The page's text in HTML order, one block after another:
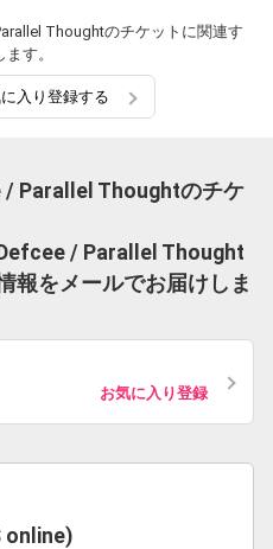
Thoughtのチケットに関連す
す。
入り登録する
Parallel Thoughtのチケ
/ Parallel Thought
報をメールでお届けしま
お気に入り登録
online)